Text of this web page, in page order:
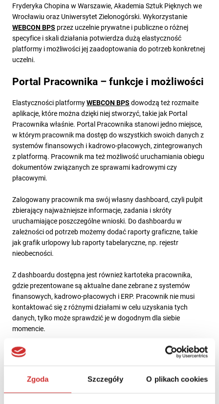
Zgoda Szczegóły O plikach cookies
Fryderyka Chopina w Warszawie, Akademia Sztuk Pięknych we
Wrocławiu oraz Uniwersytet Zielonogórski. Wykorzystanie
WEBCON BPS przez uczelnie prywatne i publiczne o różnej
specyfice i skali działania potwierdza dużą elastyczność
platformy i możliwości jej zaadoptowania do potrzeb konkretnej
uczelni.
Portal Pracownika – funkcje i możliwości
Elastyczności platformyWEBCON BPS dowodzą też rozmaite
aplikacje, które można dzięki niej stworzyć, takie jak Portal
Pracownika właśnie. Portal Pracownika stanowi jedno miejsce,
w którym pracownik ma dostęp do wszystkich swoich danych z
systemów finansowych i kadrowo-płacowych, zintegrowanych
z platformą. Pracownik ma też możliwość uruchamiania obiegu
dokumentów związanych ze sprawami kadrowymi czy
płacowymi.
Zalogowany pracownik ma swój własny dashboard, czyli pulpit
zbierający najważniejsze informacje, zadania i skróty
uruchamiające poszczególne wnioski. Do dashboardu w
zależności od potrzeb możemy dodać raporty graficzne, takie
jak grafik urlopowy lub raporty tabelaryczne, np. rejestr
nieobecności.
Z dashboardu dostępna jest również kartoteka pracownika,
gdzie prezentowane są aktualne dane zebrane z systemów
finansowych, kadrowo-płacowych i ERP. Pracownik nie musi
kontaktować się z różnymi działami w celu uzyskania tych
danych, tylko może sprawdzić je w dogodnym dla siebie
momencie.
Wśród dostępnych danych pracownik znajdzie swoje dane
osobowe, dane do PIT, rejestr nieobecności i zastępstw, dane
czy okresy nieskładkowe, historię wniosków pracowniczych z
możliwością podglądu każdego z nich, paski list płac czy